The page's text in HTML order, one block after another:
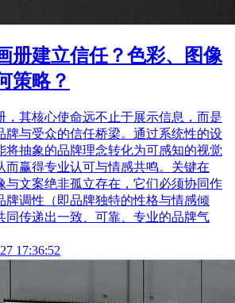
册建立信任？色彩、图像
策略？
，其核心使命远不止于展示信息，而是
牌与受众的信任桥梁。通过系统性的设
将抽象的品牌理念转化为可感知的视觉
而赢得专业认可与情感共鸣。关键在
与文案绝非孤立存在，它们必须协同作
牌调性（即品牌独特的性格与情感倾
同传递出一致、可靠、专业的品牌气
17:36:52